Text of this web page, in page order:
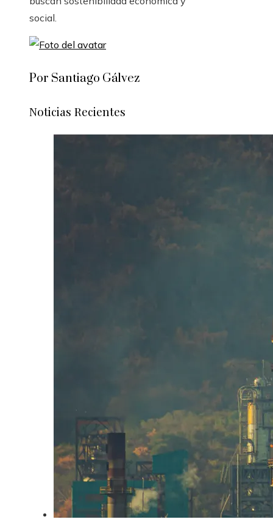
social.
Por Santiago Gálvez
Noticias Recientes